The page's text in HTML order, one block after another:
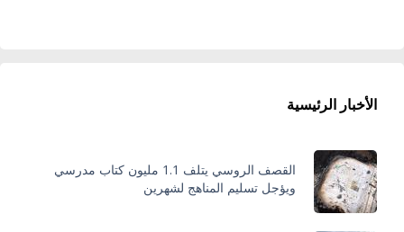
الأخبار الرئيسية
القصف الروسي يتلف 1.1 مليون كتاب مدرسي
ويؤجل تسليم المناهج لشهرين